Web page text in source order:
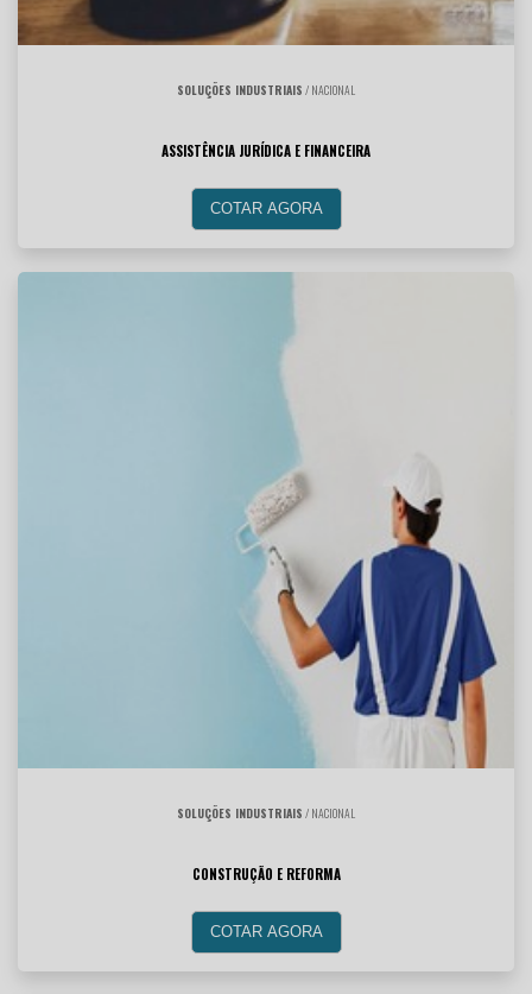
SOLUÇÕES INDUSTRIAIS / NACIONAL
ASSISTÊNCIA JURÍDICA E FINANCEIRA
COTAR AGORA
SOLUÇÕES INDUSTRIAIS / NACIONAL
CONSTRUÇÃO E REFORMA
COTAR AGORA